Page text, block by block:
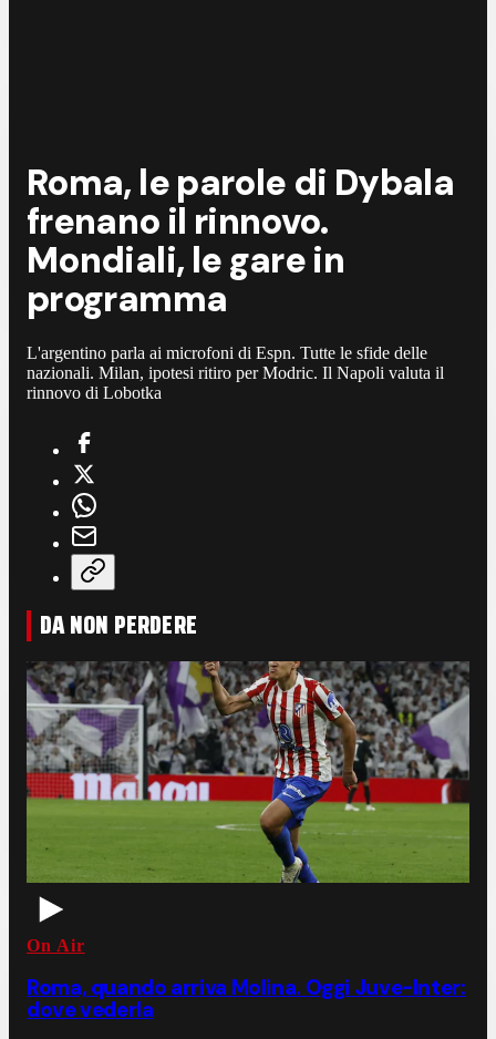
Roma, le parole di Dybala
frenano il rinnovo.
Mondiali, le gare in
programma
L'argentino parla ai microfoni di Espn. Tutte le sfide delle
nazionali. Milan, ipotesi ritiro per Modric. Il Napoli valuta il
rinnovo di Lobotka
DA NON PERDERE
On Air
Roma, quando arriva Molina. Oggi Juve-Inter:
dove vederla